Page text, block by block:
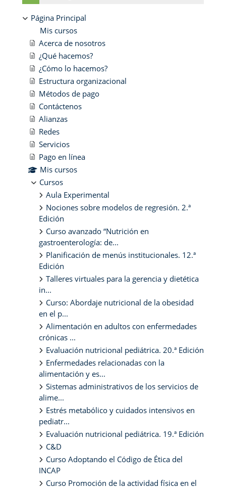
Página Principal
Mis cursos
Acerca de nosotros
¿Qué hacemos?
¿Cómo lo hacemos?
Estructura organizacional
Métodos de pago
Contáctenos
Alianzas
Redes
Servicios
Pago en línea
Mis cursos
Cursos
Aula Experimental
Nociones sobre modelos de regresión. 2.ª
Edición
Curso avanzado “Nutrición en
gastroenterología: de...
Planificación de menús institucionales. 12.ª
Edición
Talleres virtuales para la gerencia y dietética
in...
Curso: Abordaje nutricional de la obesidad
en el p...
Alimentación en adultos con enfermedades
crónicas ...
Evaluación nutricional pediátrica. 20.ª Edición
Enfermedades relacionadas con la
alimentación y es...
Sistemas administrativos de los servicios de
alime...
Estrés metabólico y cuidados intensivos en
pediatr...
Evaluación nutricional pediátrica. 19.ª Edición
C&D
Curso Adoptando el Código de Ética del
INCAP
Curso Promoción de la actividad física en el